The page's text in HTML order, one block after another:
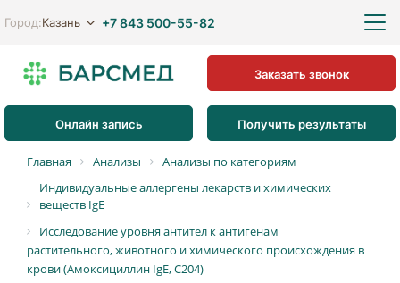
Город:Казань +7 843 500-55-82
Онлайн запись Получить результаты
Заказать звонок
Главная Анализы
Анализы по категориям
Индивидуальные аллергены лекарств и химических
веществ IgE
Исследование уровня антител к антигенам
растительного, животного и химического происхождения в
крови (Амоксициллин IgE, C204)